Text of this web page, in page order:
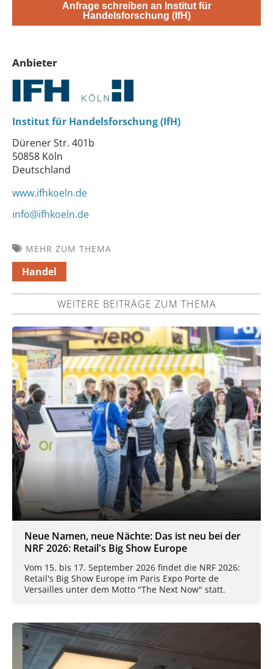
Anfrage schreiben an Institut für
Handelsforschung (IfH)
Anbieter
Institut für Handelsforschung (IfH)
Dürener Str. 401b
50858 Köln
Deutschland
www.ifhkoeln.de
info@ifhkoeln.de
MEHR ZUM THEMA
Handel
WEITERE BEITRÄGE ZUM THEMA
Neue Namen, neue Nächte: Das ist neu bei der
NRF 2026: Retail's Big Show Europe
Vom 15. bis 17. September 2026 findet die NRF 2026:
Retail's Big Show Europe im Paris Expo Porte de
Versailles unter dem Motto "The Next Now" statt.